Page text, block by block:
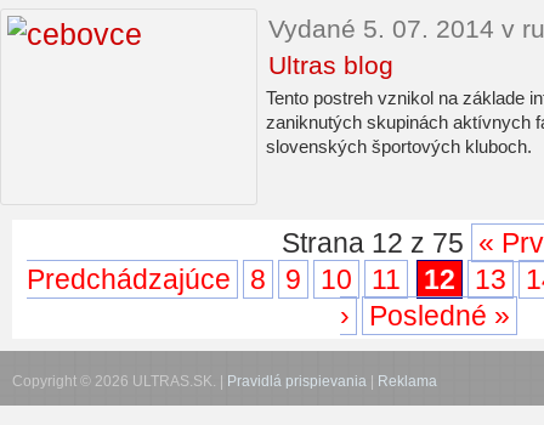
Vydané 5. 07. 2014 v
Ultras blog
Tento postreh vznikol na základe
zaniknutých skupinách aktívnych
slovenských športových kluboch.
Strana 12 z 75 «
Predchádzajúce
8 9 10 11 12 13
›
Posledné »
Copyright © 2026 ULTRAS.SK. | Pravidlá prispievania Reklama